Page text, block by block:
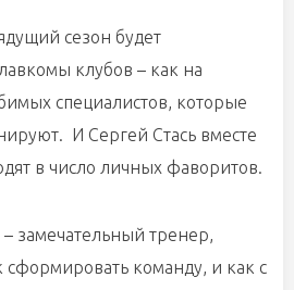
сезон будет
клубов – как на
специалистов, которые
И Сергей Стась вместе
в число личных фаворитов.
замечательный тренер,
сформировать команду, и как с